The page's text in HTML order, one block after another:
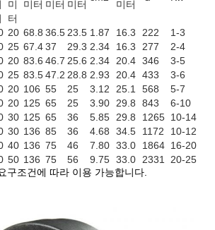
미
터
미터 미터 미터
미터
20 68.8 36.5 23.5 1.87 16.3 222
1-3
25 67.437 29.3 2.34 16.3 277
2-4
20 83.6 46.7 25.6 2.34 20.4 346
3-5
25 83.547.2 28.8 2.93 20.4 433
3-6
20 106 55 25 3.12 25.1 568
5-7
20 125 65 25 3.90 29.8 843
6-10
30 125 65 36 5.85 29.8 1265 10-14
30 136 85 36 4.68 34.5 1172
10-12
40 136 75 46 7.80 33.0 1864 16-20
50 136 75 56 9.75 33.0 2331
20-25
구조건에 따라 이용 가능합니다.